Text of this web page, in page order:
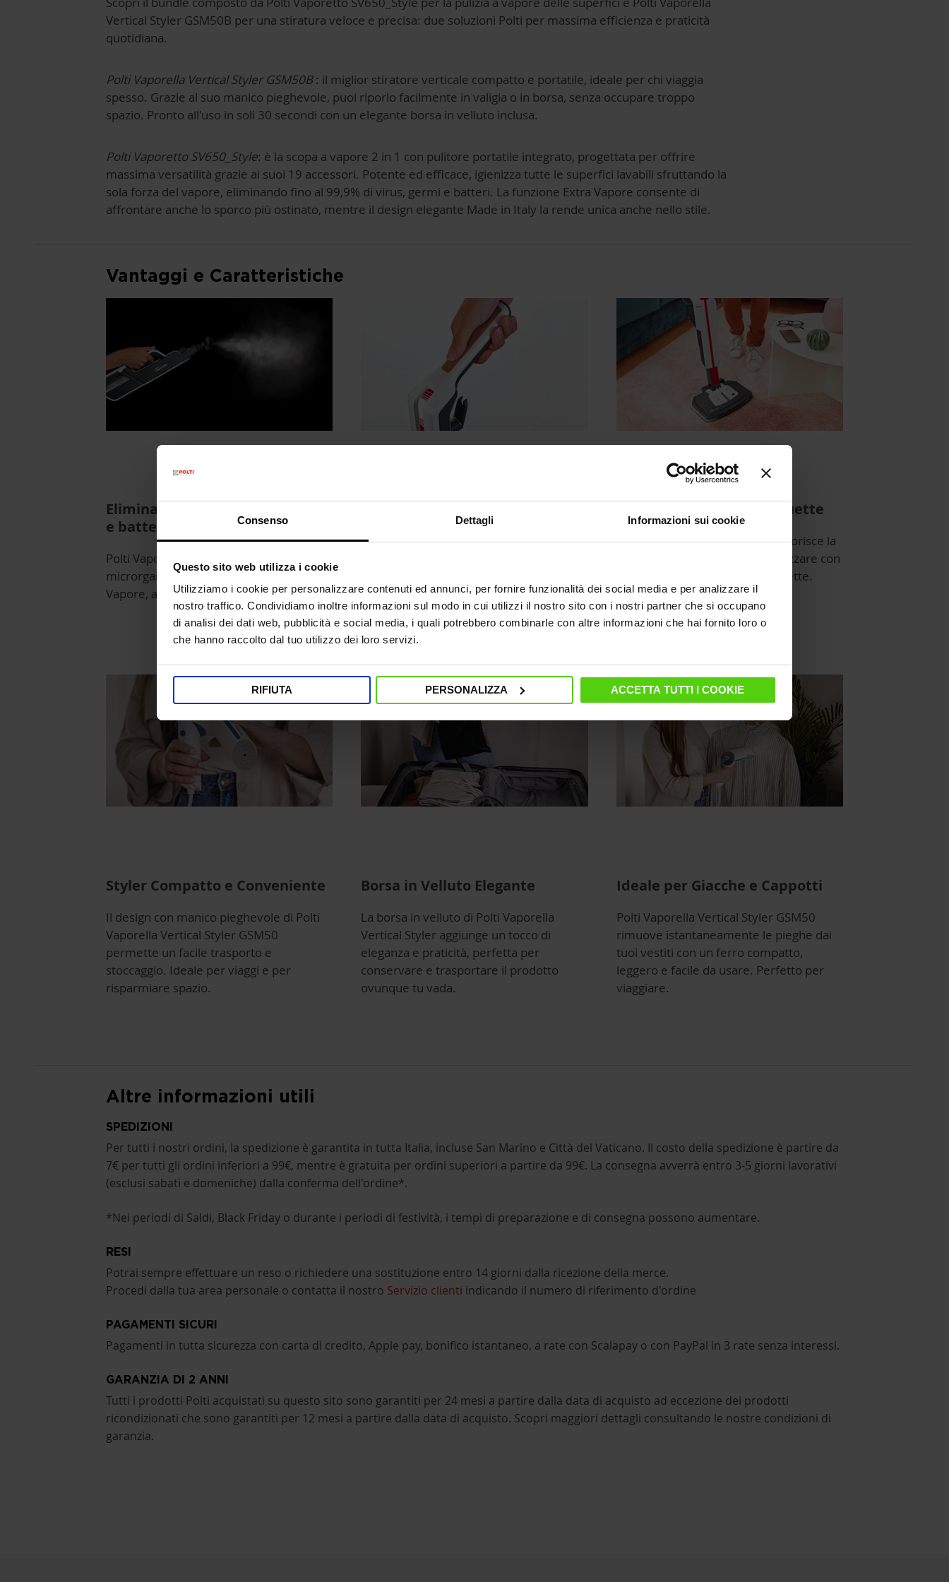
Consenso Dettagli Informazioni sui cookie
Questo sito web utilizza i cookie
Utilizziamo i cookie per personalizzare contenuti ed annunci, per fornire funzionalità dei social media e per analizzare il
nostro traffico. Condividiamo inoltre informazioni sul modo in cui utilizzi il nostro sito con i nostri partner che si occupano
di analisi dei dati web, pubblicità e social media, i quali potrebbero combinarle con altre informazioni che hai fornito loro o
che hanno raccolto dal tuo utilizzo dei loro servizi.
RIFIUTA PERSONALIZZA ACCETTA TUTTI I COOKIE
Vertical Styler GSM50B per una stiratura veloce e precisa: due soluzioni Polti per massima efficienza e praticità
quotidiana.
Polti Vaporella Vertical Styler GSM50B: il miglior stiratore verticale compatto e portatile, ideale per chi viaggia
spesso. Grazie al suo manico pieghevole, puoi riporlo facilmente in valigia o in borsa, senza occupare troppo
spazio. Pronto all'uso in soli 30 secondi con un elegante borsa in velluto inclusa.
Polti Vaporetto SV650_Style: è la scopa a vapore 2 in 1 con pulitore portatile integrato, progettata per offrire
massima versatilità grazie ai suoi 19 accessori. Potente ed efficace, igienizza tutte le superfici lavabili sfruttando la
sola forza del vapore, eliminando fino al 99,9% di virus, germi e batteri. La funzione Extra Vapore consente di
affrontare anche lo sporco più ostinato, mentre il design elegante Made in Italy la rende unica anche nello stile.
Vantaggi e Caratteristiche
Elimina il 99,9%* di virus, germi
e batteri
Polti Vaporetto Style elimina i
microrganismi e, con la funzione Extra
Vapore, anche lo sporco più ostinato.
traspirazione ed ergonomia durante
l'utilizzo.
Rinfresca tappeti e moquette
Con il pratico accessorio che favorisce la
scorrevolezza, è possibile igienizzare con
il vapore anche tappeti e moquette.
Styler Compatto e Conveniente
Il design con manico pieghevole di Polti
Vaporella Vertical Styler GSM50
permette un facile trasporto e
stoccaggio. Ideale per viaggi e per
risparmiare spazio.
Borsa in Velluto Elegante
La borsa in velluto di Polti Vaporella
Vertical Styler aggiunge un tocco di
eleganza e praticità, perfetta per
conservare e trasportare il prodotto
ovunque tu vada.
Ideale per Giacche e Cappotti
Polti Vaporella Vertical Styler GSM50
rimuove istantaneamente le pieghe dai
tuoi vestiti con un ferro compatto,
leggero e facile da usare. Perfetto per
viaggiare.
Altre informazioni utili
SPEDIZIONI
Per tutti i nostri ordini, la spedizione è garantita in tutta Italia, incluse San Marino e Città del Vaticano. Il costo della spedizione è partire da
7€ per tutti gli ordini inferiori a 99€, mentre è gratuita per ordini superiori a partire da 99€. La consegna avverrà entro 3-5 giorni lavorativi
(esclusi sabati e domeniche) dalla conferma dell'ordine*.
*Nei periodi di Saldi, Black Friday o durante i periodi di festività, i tempi di preparazione e di consegna possono aumentare.
RESI
Potrai sempre effettuare un reso o richiedere una sostituzione entro 14 giorni dalla ricezione della merce.
Procedi dalla tua area personale o contatta il nostro Servizio clienti indicando il numero di riferimento d'ordine
PAGAMENTI SICURI
Pagamenti in tutta sicurezza con carta di credito, Apple pay, bonifico istantaneo, a rate con Scalapay o con PayPal in 3 rate senza interessi.
GARANZIA DI 2 ANNI
Tutti i prodotti Polti acquistati su questo sito sono garantiti per 24 mesi a partire dalla data di acquisto ad eccezione dei prodotti
ricondizionati che sono garantiti per 12 mesi a partire dalla data di acquisto. Scopri maggiori dettagli consultando le nostre condizioni di
garanzia.